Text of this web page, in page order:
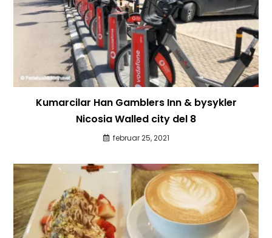
Kumarcilar Han Gamblers Inn & bysykler
Nicosia Walled city del 8
februar 25, 2021